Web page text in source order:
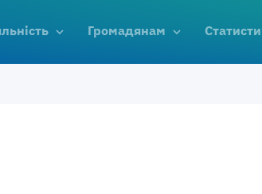
Громадянам